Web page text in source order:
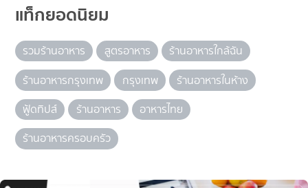
แท็กยอดนิยม
รวมร้านอาหาร สูตรอาหาร
ร้านอาหารใกล้ฉัน
ร้านอาหารกรุงเทพ
กรุงเทพ
ร้านอาหารในห้าง
ฟู้ดทิปส์
ร้านอาหาร
อาหารไทย
ร้านอาหารครอบครัว